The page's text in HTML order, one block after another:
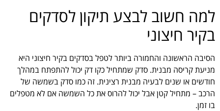
למה חשוב לבצע תיקון לסדקים
בקיר חיצוני
הסיבה הראשונה והחמורה ביותר לטפל בסדקים בקיר חיצוני היא
מניעת קריסה מבנית. סדק שמתחיל כקו דק יכול להתפתח במהלך
חודשים או שנים לבעיה מבנית רצינית. זה כמו סדק בשמשה של
הרכב – מתחיל קטן אבל יכול להרוס את כל השמשה אם לא מטפלים
בו זמן.